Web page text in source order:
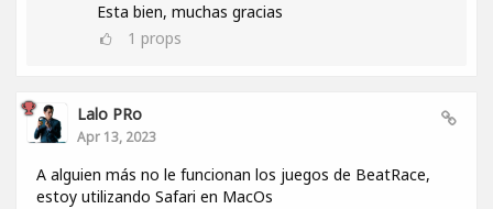
Esta bien, muchas gracias
1 props
Lalo PRo
Apr 13, 2023
A alguien más no le funcionan los juegos de BeatRace,
estoy utilizando Safari en MacOs